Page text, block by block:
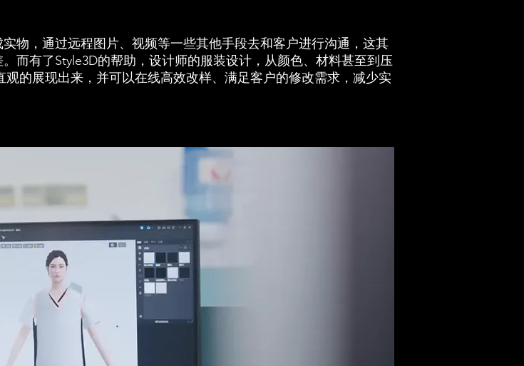
物，通过远程图片、视频等一些其他手段去和客户进行沟通，这其
而有了Style3D的帮助，设计师的服装设计，从颜色、材料甚至到压
的展现出来，并可以在线高效改样、满足客户的修改需求，减少实